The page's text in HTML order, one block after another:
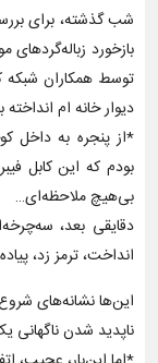
شب گذشته، برای
بازخورد
توسط همکاران شبکه
دیوار خانه ام انداخته
*از پنجره به داخل
بودم که این کابل
بی‌هیچ ملاحظه‌ای…
دقایقی بعد،
انداخت، ترمز زد،
این‌ها نشانه‌های
ناپدید شدن ناگهانی